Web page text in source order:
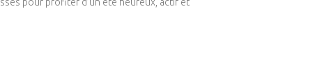
pour profiter d’un été heureux, actif et